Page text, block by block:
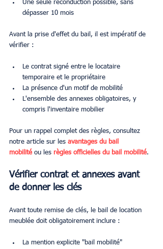
Une seule reconduction possible, sans
dépasser 10 mois
Avant la prise d'effet du bail, il est impératif de
vérifier :
Le contrat signé entre le locataire
temporaire et le propriétaire
La présence d'un motif de mobilité
L'ensemble des annexes obligatoires, y
compris l'inventaire mobilier
Pour un rappel complet des règles, consultez
notre article sur les avantages du bail
mobilité ou les règles officielles du bail mobilité.
Vérifier contrat et annexes avant
de donner les clés
Avant toute remise de clés, le bail de location
meublée doit obligatoirement inclure :
La mention explicite "bail mobilité"